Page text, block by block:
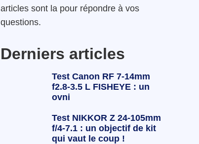
articles sont la pour répondre à vos
questions.
Derniers articles
Test Canon RF 7-14mm
f2.8-3.5 L FISHEYE : un
ovni
Test NIKKOR Z 24-105mm
f/4-7.1 : un objectif de kit
qui vaut le coup !